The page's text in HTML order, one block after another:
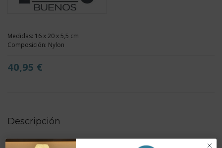
Medidas: 16 x 20 x 5,5 cm
Composición: Nylon
40,95 €
Descripción
- Compartimento central